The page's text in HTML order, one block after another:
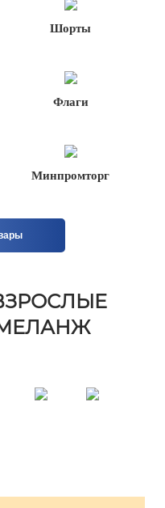
Шорты
Флаги
Минпромторг